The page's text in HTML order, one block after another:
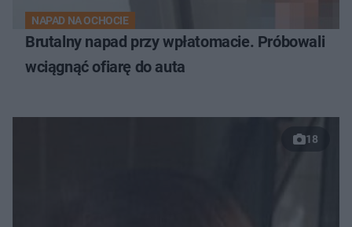
NAPAD NA OCHOCIE
Brutalny napad przy wpłatomacie. Próbowali
wciągnąć ofiarę do auta
18